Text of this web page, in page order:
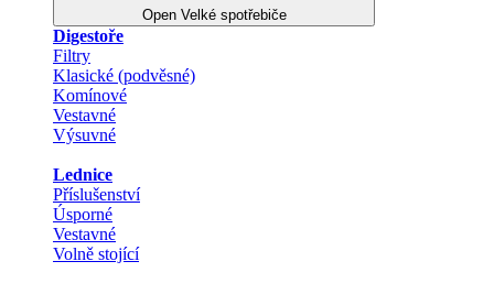
Open Velké spotřebiče
Digestoře
Filtry
Klasické (podvěsné)
Komínové
Vestavné
Výsuvné
Lednice
Příslušenství
Úsporné
Vestavné
Volně stojící